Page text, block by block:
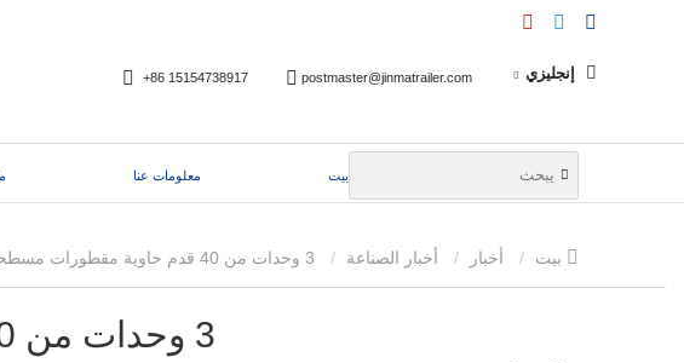
+86 15154738917 postmaster@jinmatrailer.com إنجليزي
بيت معلومات عنا
أخبار أخبار الصناعة
3 وحدات من 40 قدم حاوية مقطورات مسطحة مرسلة إلى أنغولا